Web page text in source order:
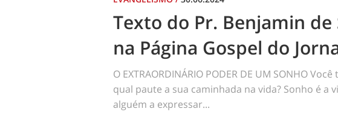
Texto do Pr. Benjamin
na Página Gospel do
O EXTRAORDINÁRIO PODER DE UM SONHO
qual paute a sua caminhada na vida? Sonho é a
alguém a expressar...